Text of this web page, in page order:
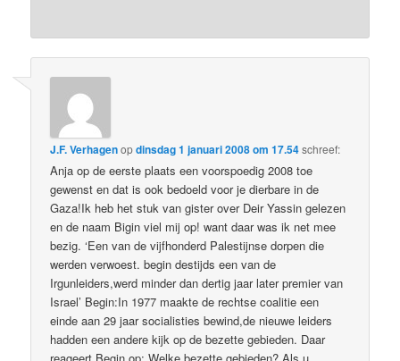
J.F. Verhagenopdinsdag 1 januari 2008 om 17.54schreef:
Anja op de eerste plaats een voorspoedig 2008 toe
gewenst en dat is ook bedoeld voor je dierbare in de
Gaza!Ik heb het stuk van gister over Deir Yassin gelezen
en de naam Bigin viel mij op! want daar was ik net mee
bezig. ‘Een van de vijfhonderd Palestijnse dorpen die
werden verwoest. begin destijds een van de
Irgunleiders,werd minder dan dertig jaar later premier van
Israel’ Begin:In 1977 maakte de rechtse coalitie een
einde aan 29 jaar socialisties bewind,de nieuwe leiders
hadden een andere kijk op de bezette gebieden. Daar